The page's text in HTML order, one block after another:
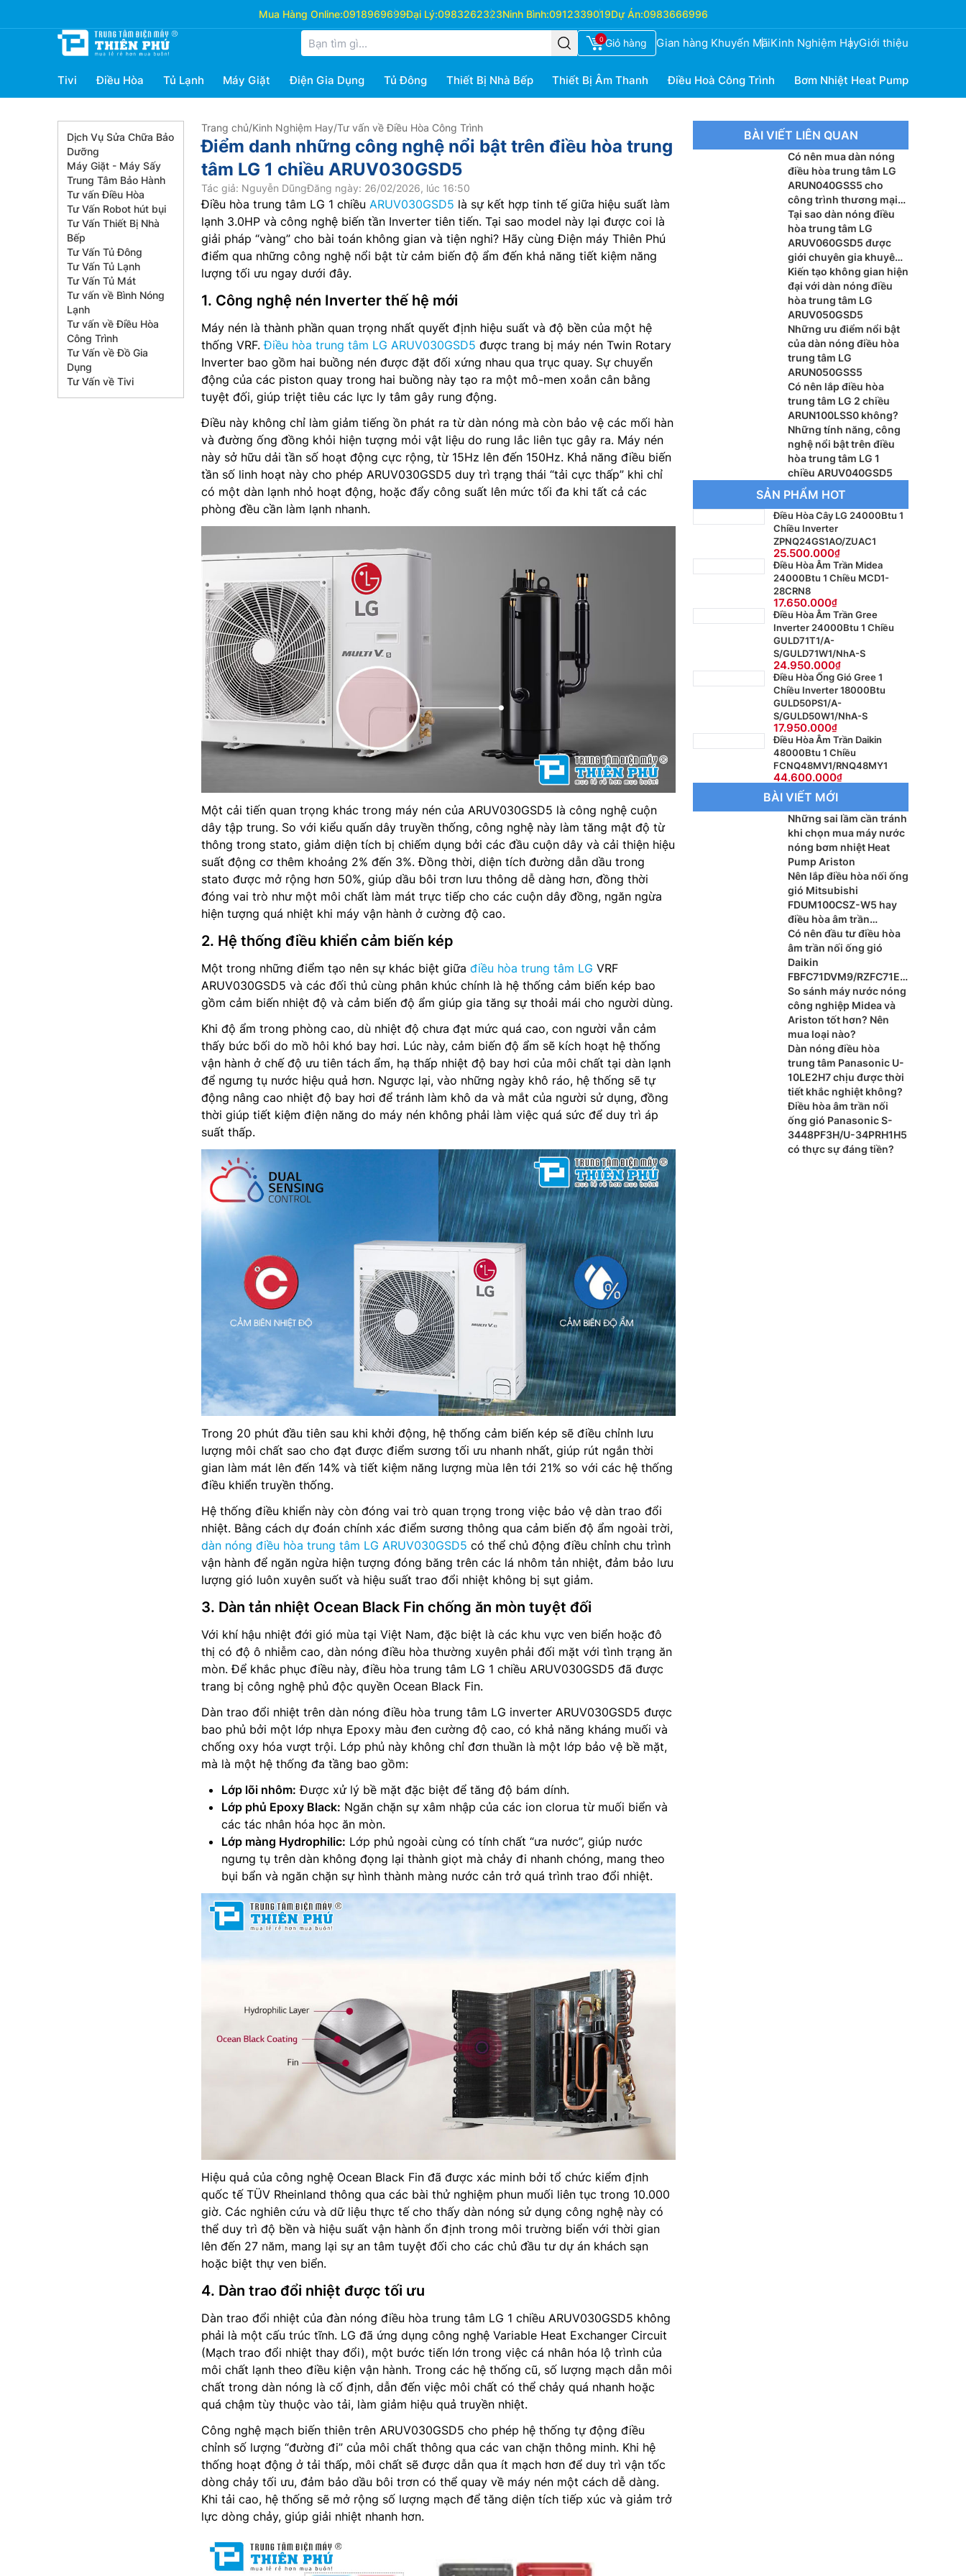
Mua Hàng Online:0918969699Đại Lý:0983262323Ninh Bình:0912339019Dự Án:0983666996
0 Giỏ hàng Gian hàng Khuyến MãiKinh Nghiệm HayGiới thiệu
Tivi Điều Hòa Tủ Lạnh Máy Giặt Điện Gia Dụng Tủ Đông Thiết Bị Nhà Bếp Thiết Bị Âm Thanh Điều Hoà Công Trình Bơm Nhiệt Heat Pump
Dịch Vụ Sửa Chữa Bảo
Dưỡng
Máy Giặt - Máy Sấy
Trung Tâm Bảo Hành
Tư vấn Điều Hòa
Tư Vấn Robot hút bụi
Tư Vấn Thiết Bị Nhà
Bếp
Tư Vấn Tủ Đông
Tư Vấn Tủ Lạnh
Tư Vấn Tủ Mát
Tư vấn về Bình Nóng
Lạnh
Tư vấn về Điều Hòa
Công Trình
Tư Vấn về Đồ Gia
Dụng
Tư Vấn về Tivi
Trang chủ/Kinh Nghiệm Hay/Tư vấn về Điều Hòa Công Trình
Điểm danh những công nghệ nổi bật trên điều hòa trung
tâm LG 1 chiều ARUV030GSD5
Tác giả: Nguyễn DũngĐăng ngày: 26/02/2026, lúc 16:50
Điều hòa trung tâm LG 1 chiều ARUV030GSD5 là sự kết hợp tinh tế giữa hiệu suất làm
lạnh 3.0HP và công nghệ biến tần Inverter tiên tiến. Tại sao model này lại được coi là
giải pháp “vàng” cho bài toán không gian và tiện nghi? Hãy cùng Điện máy Thiên Phú
điểm qua những công nghệ nổi bật từ cảm biến độ ẩm đến khả năng tiết kiệm năng
lượng tối ưu ngay dưới đây.
1. Công nghệ nén Inverter thế hệ mới
Máy nén là thành phần quan trọng nhất quyết định hiệu suất và độ bền của một hệ
thống VRF.Điều hòa trung tâm LG ARUV030GSD5 được trang bị máy nén Twin Rotary
Inverter bao gồm hai buồng nén được đặt đối xứng nhau qua trục quay. Sự chuyển
động của các piston quay trong hai buồng này tạo ra một mô-men xoắn cân bằng
tuyệt đối, giúp triệt tiêu các lực ly tâm gây rung động.
Điều này không chỉ làm giảm tiếng ồn phát ra từ dàn nóng mà còn bảo vệ các mối hàn
và đường ống đồng khỏi hiện tượng mỏi vật liệu do rung lắc liên tục gây ra. Máy nén
này sở hữu dải tần số hoạt động cực rộng, từ 15Hz lên đến 150Hz. Khả năng điều biến
tần số linh hoạt này cho phép ARUV030GSD5 duy trì trạng thái “tải cực thấp” khi chỉ
có một dàn lạnh nhỏ hoạt động, hoặc đẩy công suất lên mức tối đa khi tất cả các
phòng đều cần làm lạnh nhanh.
Một cải tiến quan trọng khác trong máy nén của ARUV030GSD5 là công nghệ cuộn
dây tập trung. So với kiểu quấn dây truyền thống, công nghệ này làm tăng mật độ từ
thông trong stato, giảm diện tích bị chiếm dụng bởi các đầu cuộn dây và cải thiện hiệu
suất động cơ thêm khoảng 2% đến 3%. Đồng thời, diện tích đường dẫn dầu trong
stato được mở rộng hơn 50%, giúp dầu bôi trơn lưu thông dễ dàng hơn, đồng thời
đóng vai trò như một môi chất làm mát trực tiếp cho các cuộn dây đồng, ngăn ngừa
hiện tượng quá nhiệt khi máy vận hành ở cường độ cao.
2. Hệ thống điều khiển cảm biến kép
Một trong những điểm tạo nên sự khác biệt giữa điều hòa trung tâm LG VRF
ARUV030GSD5 và các đối thủ cùng phân khúc chính là hệ thống cảm biến kép bao
gồm cảm biến nhiệt độ và cảm biến độ ẩm giúp gia tăng sự thoải mái cho người dùng.
Khi độ ẩm trong phòng cao, dù nhiệt độ chưa đạt mức quá cao, con người vẫn cảm
thấy bức bối do mồ hôi khó bay hơi. Lúc này, cảm biến độ ẩm sẽ kích hoạt hệ thống
vận hành ở chế độ ưu tiên tách ẩm, hạ thấp nhiệt độ bay hơi của môi chất tại dàn lạnh
để ngưng tụ nước hiệu quả hơn. Ngược lại, vào những ngày khô ráo, hệ thống sẽ tự
động nâng cao nhiệt độ bay hơi để tránh làm khô da và mắt của người sử dụng, đồng
thời giúp tiết kiệm điện năng do máy nén không phải làm việc quá sức để duy trì áp
suất thấp.
Trong 20 phút đầu tiên sau khi khởi động, hệ thống cảm biến kép sẽ điều chỉnh lưu
lượng môi chất sao cho đạt được điểm sương tối ưu nhanh nhất, giúp rút ngắn thời
gian làm mát lên đến 14% và tiết kiệm năng lượng mùa lên tới 21% so với các hệ thống
điều khiển truyền thống.
Hệ thống điều khiển này còn đóng vai trò quan trọng trong việc bảo vệ dàn trao đổi
nhiệt. Bằng cách dự đoán chính xác điểm sương thông qua cảm biến độ ẩm ngoài trời,
dàn nóng điều hòa trung tâm LG ARUV030GSD5 có thể chủ động điều chỉnh chu trình
vận hành để ngăn ngừa hiện tượng đóng băng trên các lá nhôm tản nhiệt, đảm bảo lưu
lượng gió luôn xuyên suốt và hiệu suất trao đổi nhiệt không bị sụt giảm.
3. Dàn tản nhiệt Ocean Black Fin chống ăn mòn tuyệt đối
Với khí hậu nhiệt đới gió mùa tại Việt Nam, đặc biệt là các khu vực ven biển hoặc đô
thị có độ ô nhiễm cao, dàn nóng điều hòa thường xuyên phải đối mặt với tình trạng ăn
mòn. Để khắc phục điều này, điều hòa trung tâm LG 1 chiều ARUV030GSD5 đã được
trang bị công nghệ phủ độc quyền Ocean Black Fin.
Dàn trao đổi nhiệt trên dàn nóng điều hòa trung tâm LG inverter ARUV030GSD5 được
bao phủ bởi một lớp nhựa Epoxy màu đen cường độ cao, có khả năng kháng muối và
chống oxy hóa vượt trội. Lớp phủ này không chỉ đơn thuần là một lớp bảo vệ bề mặt,
mà là một hệ thống đa tầng bao gồm:
Lớp lõi nhôm: Được xử lý bề mặt đặc biệt để tăng độ bám dính.
Lớp phủ Epoxy Black: Ngăn chặn sự xâm nhập của các ion clorua từ muối biển và
các tác nhân hóa học ăn mòn.
Lớp màng Hydrophilic: Lớp phủ ngoài cùng có tính chất “ưa nước”, giúp nước
ngưng tụ trên dàn không đọng lại thành giọt mà chảy đi nhanh chóng, mang theo
bụi bẩn và ngăn chặn sự hình thành màng nước cản trở quá trình trao đổi nhiệt.
Hiệu quả của công nghệ Ocean Black Fin đã được xác minh bởi tổ chức kiểm định
quốc tế TÜV Rheinland thông qua các bài thử nghiệm phun muối liên tục trong 10.000
giờ. Các nghiên cứu và dữ liệu thực tế cho thấy dàn nóng sử dụng công nghệ này có
thể duy trì độ bền và hiệu suất vận hành ổn định trong môi trường biển với thời gian
lên đến 27 năm, mang lại sự an tâm tuyệt đối cho các chủ đầu tư dự án khách sạn
hoặc biệt thự ven biển.
4. Dàn trao đổi nhiệt được tối ưu
Dàn trao đổi nhiệt của đàn nóng điều hòa trung tâm LG 1 chiều ARUV030GSD5 không
phải là một cấu trúc tĩnh. LG đã ứng dụng công nghệ Variable Heat Exchanger Circuit
(Mạch trao đổi nhiệt thay đổi), một bước tiến lớn trong việc cá nhân hóa lộ trình của
môi chất lạnh theo điều kiện vận hành. Trong các hệ thống cũ, số lượng mạch dẫn môi
chất trong dàn nóng là cố định, dẫn đến việc môi chất có thể chảy quá nhanh hoặc
quá chậm tùy thuộc vào tải, làm giảm hiệu quả truyền nhiệt.
Công nghệ mạch biến thiên trên ARUV030GSD5 cho phép hệ thống tự động điều
chỉnh số lượng “đường đi” của môi chất thông qua các van chặn thông minh. Khi hệ
thống hoạt động ở tải thấp, môi chất sẽ được dẫn qua ít mạch hơn để duy trì vận tốc
dòng chảy tối ưu, đảm bảo dầu bôi trơn có thể quay về máy nén một cách dễ dàng.
Khi tải cao, hệ thống sẽ mở rộng số lượng mạch để tăng diện tích tiếp xúc và giảm trở
lực dòng chảy, giúp giải nhiệt nhanh hơn.
BÀI VIẾT LIÊN QUAN
Có nên mua dàn nóng
điều hòa trung tâm LG
ARUN040GSS5 cho
công trình thương mại
vừa và nhỏ không?
Tại sao dàn nóng điều
hòa trung tâm LG
ARUV060GSD5 được
giới chuyên gia khuyên
dùng cho biệt thự cao
cấp?
Kiến tạo không gian hiện
đại với dàn nóng điều
hòa trung tâm LG
ARUV050GSD5
Những ưu điểm nổi bật
của dàn nóng điều hòa
trung tâm LG
ARUN050GSS5
Có nên lắp điều hòa
trung tâm LG 2 chiều
ARUN100LSS0 không?
Những tính năng, công
nghệ nổi bật trên điều
hòa trung tâm LG 1
chiều ARUV040GSD5
SẢN PHẨM HOT
Điều Hòa Cây LG 24000Btu 1
Chiều Inverter
ZPNQ24GS1AO/ZUAC1
25.500.000
Điều Hòa Âm Trần Midea
24000Btu 1 Chiều MCD1-
28CRN8
17.650.000
Điều Hòa Âm Trần Gree
Inverter 24000Btu 1 Chiều
GULD71T1/A-
S/GULD71W1/NhA-S
24.950.000
Điều Hòa Ống Gió Gree 1
Chiều Inverter 18000Btu
GULD50PS1/A-
S/GULD50W1/NhA-S
17.950.000
Điều Hòa Âm Trần Daikin
48000Btu 1 Chiều
FCNQ48MV1/RNQ48MY1
44.600.000
BÀI VIẾT MỚI
Những sai lầm cần tránh
khi chọn mua máy nước
nóng bơm nhiệt Heat
Pump Ariston
Nên lắp điều hòa nối ống
gió Mitsubishi
FDUM100CSZ-W5 hay
điều hòa âm trần
Mitsubishi FDT100CNZ-
W5 cho phòng khách?
Có nên đầu tư điều hòa
âm trần nối ống gió
Daikin
FBFC71DVM9/RZFC71EV
M cho xu hướng nội thất
cao cấp?
So sánh máy nước nóng
công nghiệp Midea và
Ariston tốt hơn? Nên
mua loại nào?
Dàn nóng điều hòa
trung tâm Panasonic U-
10LE2H7 chịu được thời
tiết khắc nghiệt không?
Điều hòa âm trần nối
ống gió Panasonic S-
3448PF3H/U-34PRH1H5
có thực sự đáng tiền?